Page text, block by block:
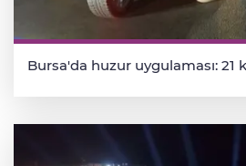
Bursa'da huzur uygulaması: 21